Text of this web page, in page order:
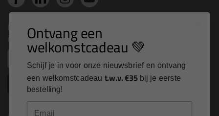
Nieuws, tips en exclusieve deals rechtstreeks in je
inbox
Inschrijven
Ontvang een
welkomstcadeau 💚
Schijf je in voor onze nieuwsbrief en ontvang
een welkomstcadeau t.w.v. €35 bij je eerste
bestelling!
Email